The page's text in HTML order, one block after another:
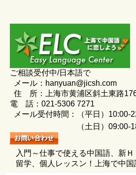
ご相談受付中/日本語で
メール：hanyuan@jicsh.com
住 所：上海市黄浦区斜土東路
電 話：021-5306 7271
メール受付時間：（平日）10:00-
（土日）09:00-
入門～仕事で使える中国語、新
留学、個人レッスン！上海で中国